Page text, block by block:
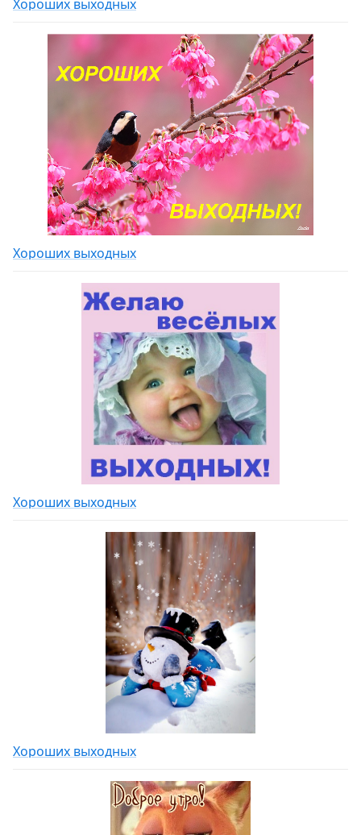
Хороших выходных
Хороших выходных
Хороших выходных
Хороших выходных